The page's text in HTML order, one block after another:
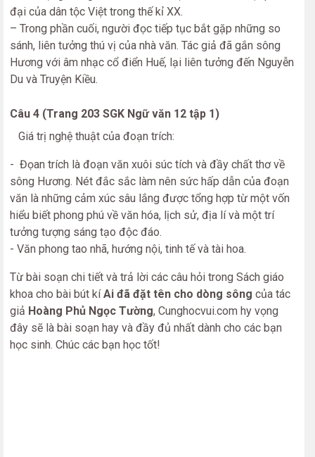
đại của dân tộc Việt trong thế kỉ XX.
– Trong phần cuối, người đọc tiếp tục bắt gặp những so
sánh, liên tưởng thú vị của nhà văn. Tác giả đã gắn sông
Hương với âm nhạc cổ điển Huế, lại liên tưởng đến Nguyễn
Du và Truyện Kiều.
Câu 4 (Trang 203 SGK Ngữ văn 12 tập 1)
Giá trị nghệ thuật của đoạn trích:
- Đọan trích là đoạn văn xuôi súc tích và đầy chất thơ về
sông Hương. Nét đắc sắc làm nên sức hấp dẫn của đoạn
văn là những cảm xúc sâu lắng được tổng hợp từ một vốn
hiểu biết phong phú về văn hóa, lịch sử, địa lí và một trí
tưởng tượng sáng tạo độc đáo.
- Văn phong tao nhã, hướng nội, tinh tế và tài hoa.
Từ bài soạn chi tiết và trả lời các câu hỏi trong Sách giáo
khoa cho bài bút kíAi đã đặt tên cho dòng sông của tác
giả Hoàng Phủ Ngọc Tường, Cunghocvui.com hy vọng
đây sẽ là bài soạn hay và đầy đủ nhất dành cho các bạn
học sinh. Chúc các bạn học tốt!